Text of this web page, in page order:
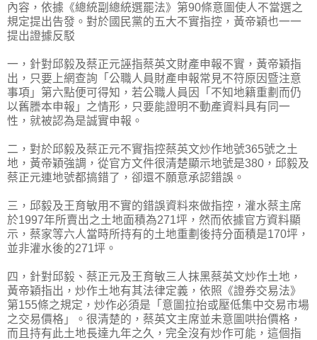
內容，依據《總統副總統選罷法》第90條意圖使人不當選之
規定提出告發。對於國民黨的五大不實指控，黃帝穎也一一
提出證據反駁
一，針對邱毅及蔡正元誣指蔡英文財產申報不實，黃帝穎指
出，只要上網查詢「公職人員財產申報常見不符原因暨注意
事項」第六點便可得知，若公職人員因「不知地籍重劃而仍
以舊謄本申報」之情形，只要能證明不動產資料具有同一
性，就被認為是誠實申報。
二，對於邱毅及蔡正元不實指控蔡英文炒作地號365號之土
地，黃帝穎強調，從官方文件很清楚顯示地號是380，邱毅及
蔡正元連地號都搞錯了，卻還不願意承認錯誤。
三，邱毅及王育敏用不實的錯誤資料來做指控，灌水蔡主席
於1997年所賣出之土地面積為271坪，然而依據官方資料顯
示，蔡家等六人當時所持有的土地重劃後持分面積是170坪，
並非灌水後的271坪。
四，針對邱毅、蔡正元及王育敏三人抹黑蔡英文炒作土地，
黃帝穎指出，炒作土地有其法律定義，依照《證券交易法》
第155條之規定，炒作必須是「意圖拉抬或壓低集中交易市場
之交易價格」。很清楚的，蔡英文主席並未意圖哄抬價格，
而且持有此土地長達九年之久，完全沒有炒作可能，這個指